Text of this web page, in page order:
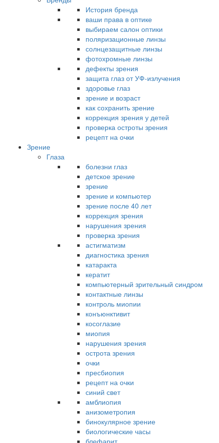
История бренда
ваши права в оптике
выбираем салон оптики
поляризационные линзы
солнцезащитные линзы
фотохромные линзы
дефекты зрения
защита глаз от УФ-излучения
здоровье глаз
зрение и возраст
как сохранить зрение
коррекция зрения у детей
проверка остроты зрения
рецепт на очки
Зрение
Глаза
болезни глаз
детское зрение
зрение
зрение и компьютер
зрение после 40 лет
коррекция зрения
нарушения зрения
проверка зрения
астигматизм
диагностика зрения
катаракта
кератит
компьютерный зрительный синдром
контактные линзы
контроль миопии
конъюнктивит
косоглазие
миопия
нарушения зрения
острота зрения
очки
пресбиопия
рецепт на очки
синий свет
амблиопия
анизометропия
бинокулярное зрение
биологические часы